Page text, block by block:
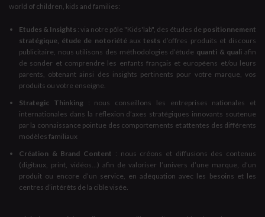
world of children, kids and families:
Etudes & Insights : via notre pôle "Kids'lab", des études de positionnement
stratégique, étude de notoriété auxtests d’offres produits et discours
publicitaire, nous utilisons des méthodologies d’étude quanti & quali afin
de sonder et comprendre les enfants français et européens et/ou leurs
parents, obtenant ainsi des insights pertinents pour votre marque, vos
produits ou votre enseigne.
Strategic Thinking: nous conseillons les entreprises nationales et
internationales dans la réflexion d’axes stratégiques innovants soutenue
par la connaissance pointue des comportements et attentes des différents
modèles familiaux
Création & Brand Content : nous créons et diffusions des contenus
(digitaux, print, vidéos...) afin de valoriser l’univers d’une marque, d’un
produit ou encore d’un service, en adéquation avec les besoins et les
centres d’intérêts de la cible visée.